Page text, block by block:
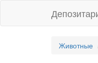
Животные